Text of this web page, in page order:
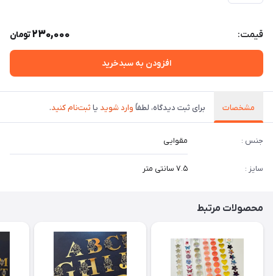
قیمت: 230,000تومان
افزودن به سبدخرید
مشخصات برای ثبت دیدگاه، لطفاً وارد شوید یا ثبت‌نام کنید.
جنس : مقوایی
سایز : ۷.۵ سانتی متر
محصولات مرتبط